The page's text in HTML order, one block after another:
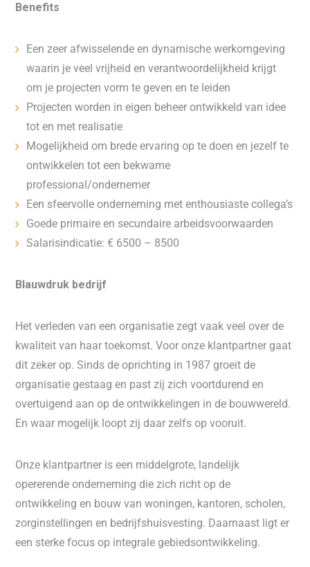
Benefits
Een zeer afwisselende en dynamische werkomgeving
waarin je veel vrijheid en verantwoordelijkheid krijgt
om je projecten vorm te geven en te leiden
Projecten worden in eigen beheer ontwikkeld van idee
tot en met realisatie
Mogelijkheid om brede ervaring op te doen en jezelf te
ontwikkelen tot een bekwame
professional/ondernemer
Een sfeervolle onderneming met enthousiaste collega’s
Goede primaire en secundaire arbeidsvoorwaarden
Salarisindicatie: € 6500 – 8500
Blauwdruk bedrijf
Het verleden van een organisatie zegt vaak veel over de
kwaliteit van haar toekomst. Voor onze klantpartner gaat
dit zeker op. Sinds de oprichting in 1987 groeit de
organisatie gestaag en past zij zich voortdurend en
overtuigend aan op de ontwikkelingen in de bouwwereld.
En waar mogelijk loopt zij daar zelfs op vooruit.
Onze klantpartner is een middelgrote, landelijk
opererende onderneming die zich richt op de
ontwikkeling en bouw van woningen, kantoren, scholen,
zorginstellingen en bedrijfshuisvesting. Daarnaast ligt er
een sterke focus op integrale gebiedsontwikkeling.